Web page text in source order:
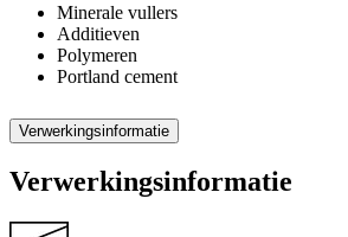
Minerale vullers
Additieven
Polymeren
Portland cement
Verwerkingsinformatie
Verwerkingsinformatie